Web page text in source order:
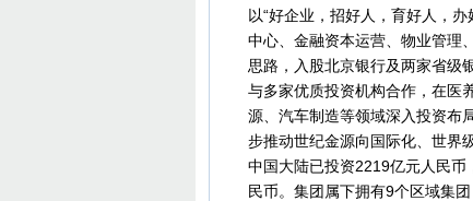
以“好企业，招好人，育好人，
中心、金融资本运营、物业管理
思路，入股北京银行及两家省级
与多家优质投资机构合作，在医
源、汽车制造等领域深入投资布
步推动世纪金源向国际化、世界
中国大陆已投资2219亿元人民
民币。集团属下拥有9个区域集